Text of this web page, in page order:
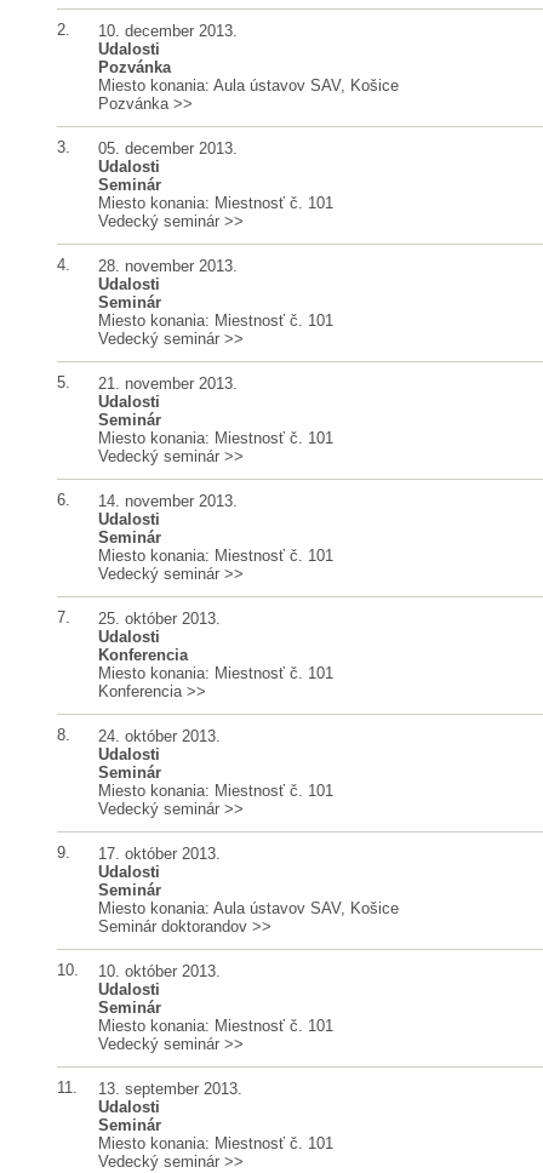
2.
10. december 2013.
Udalosti
Pozvánka
Miesto konania: Aula ústavov SAV, Košice
Pozvánka >>
3.
05. december 2013.
Udalosti
Seminár
Miesto konania: Miestnosť č. 101
Vedecký seminár >>
4.
28. november 2013.
Udalosti
Seminár
Miesto konania: Miestnosť č. 101
Vedecký seminár >>
5.
21. november 2013.
Udalosti
Seminár
Miesto konania: Miestnosť č. 101
Vedecký seminár >>
6.
14. november 2013.
Udalosti
Seminár
Miesto konania: Miestnosť č. 101
Vedecký seminár >>
7.
25. október 2013.
Udalosti
Konferencia
Miesto konania: Miestnosť č. 101
Konferencia >>
8.
24. október 2013.
Udalosti
Seminár
Miesto konania: Miestnosť č. 101
Vedecký seminár >>
9.
17. október 2013.
Udalosti
Seminár
Miesto konania: Aula ústavov SAV, Košice
Seminár doktorandov >>
10.
10. október 2013.
Udalosti
Seminár
Miesto konania: Miestnosť č. 101
Vedecký seminár >>
11.
13. september 2013.
Udalosti
Seminár
Miesto konania: Miestnosť č. 101
Vedecký seminár >>